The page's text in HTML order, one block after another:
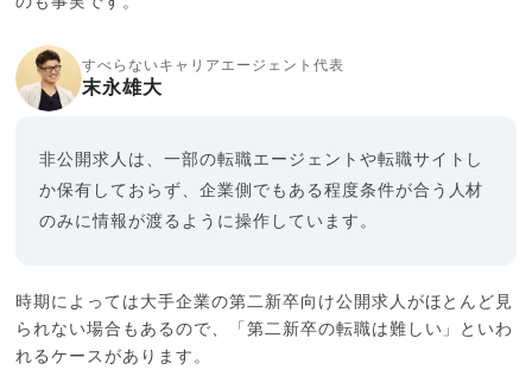
すべらないキャリアエージェント代表
末永雄大
非公開求人は、一部の転職エージェントや転職サイトし
か保有しておらず、企業側でもある程度条件が合う人材
のみに情報が渡るように操作しています。
時期によっては大手企業の第二新卒向け公開求人がほとんど見
られない場合もあるので、「第二新卒の転職は難しい」といわ
れるケースがあります。